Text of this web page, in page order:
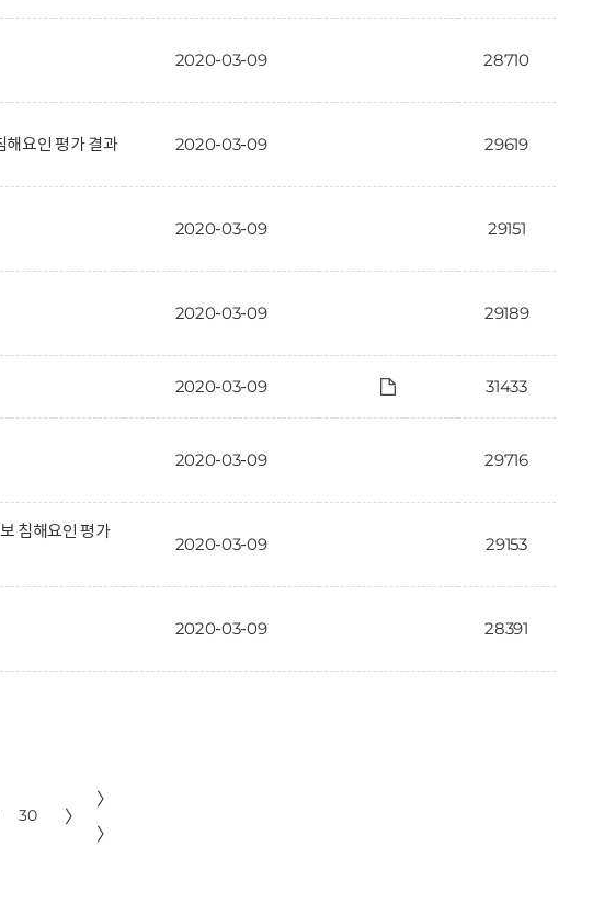
2020-03-09 28710
해요인 평가 결과 2020-03-09 29619
2020-03-09 29151
2020-03-09 29189
2020-03-09 31433
2020-03-09 29716
침해요인 평가
2020-03-09 29153
2020-03-09 28391
30 〉
〉
〉